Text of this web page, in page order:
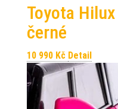
Toyota
černé
10 990 Kč Detail